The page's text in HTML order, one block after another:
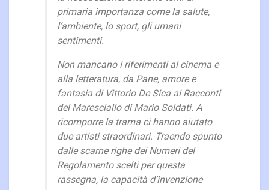
primaria importanza come la salute,
l’ambiente, lo sport, gli umani
sentimenti.
Non mancano i riferimenti al cinema e
alla letteratura, da Pane, amore e
fantasia di Vittorio De Sica ai Racconti
del Maresciallo di Mario Soldati. A
ricomporre la trama ci hanno aiutato
due artisti straordinari. Traendo spunto
dalle scarne righe dei Numeri del
Regolamento scelti per questa
rassegna, la capacità d’invenzione